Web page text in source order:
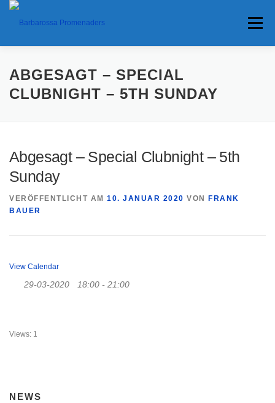
Menü
HOME TERMINE ANFAHRT
INTERESSANTES
ABGESAGT – SPECIAL
CLUBNIGHT – 5TH SUNDAY
Abgesagt – Special Clubnight – 5th
Sunday
VERÖFFENTLICHT AM 10. JANUAR 2020 VON
FRANK
BAUER
View Calendar
29-03-2020 18:00 - 21:00
Views: 1
NEWS